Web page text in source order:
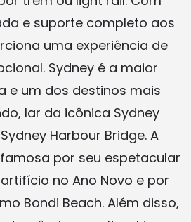
e suporte completo aos
uma experiência de
Sydney é a maior
e um dos destinos mais
lar da icônica Sydney
Harbour Bridge. A
por seu espetacular
no Ano Novo e por
Bondi Beach. Além disso,